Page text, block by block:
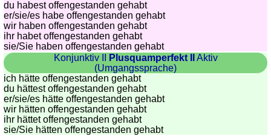
du habest offengestanden gehabt
er/sie/es habe offengestanden gehabt
wir haben offengestanden gehabt
ihr habet offengestanden gehabt
sie/Sie haben offengestanden gehabt
Konjunktiv II
Plusquamperfekt II
Aktiv
(Umgangssprache)
ich hätte offengestanden gehabt
du hättest offengestanden gehabt
er/sie/es hätte offengestanden gehabt
wir hätten offengestanden gehabt
ihr hättet offengestanden gehabt
sie/Sie hätten offengestanden gehabt